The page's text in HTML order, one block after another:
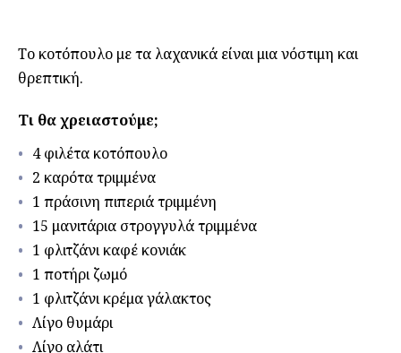
Το κοτόπουλο με τα λαχανικά είναι μια νόστιμη και
θρεπτική.
Τι θα χρειαστούμε;
4 φιλέτα κοτόπουλο
2 καρότα τριμμένα
1 πράσινη πιπεριά τριμμένη
15 μανιτάρια στρογγυλά τριμμένα
1 φλιτζάνι καφέ κονιάκ
1 ποτήρι ζωμό
1 φλιτζάνι κρέμα γάλακτος
Λίγο θυμάρι
Λίγο αλάτι